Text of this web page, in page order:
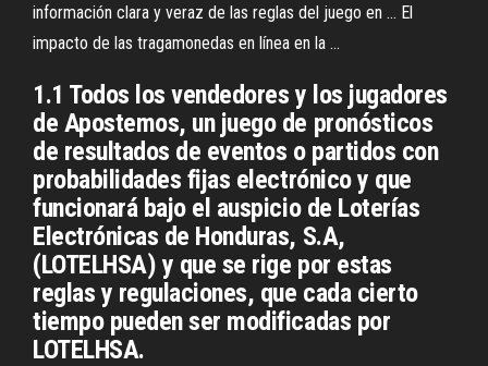
información clara y veraz de las reglas del juego en ... El
impacto de las tragamonedas en línea en la ...
1.1 Todos los vendedores y los jugadores
de Apostemos, un juego de pronósticos
de resultados de eventos o partidos con
probabilidades fijas electrónico y que
funcionará bajo el auspicio de Loterías
Electrónicas de Honduras, S.A,
(LOTELHSA) y que se rige por estas
reglas y regulaciones, que cada cierto
tiempo pueden ser modificadas por
LOTELHSA.